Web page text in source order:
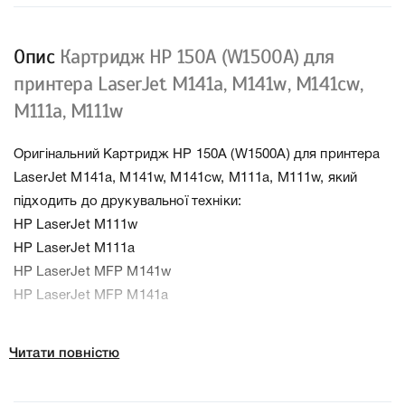
Опис Картридж HP 150A (W1500A) для
принтера LaserJet M141a, M141w, M141cw,
M111a, M111w
Оригінальний Картридж HP 150A (W1500A) для принтера
LaserJet M141a, M141w, M141cw, M111a, M111w, який
підходить до друкувальної техніки:
HP LaserJet M111w
HP LaserJet M111a
HP LaserJet MFP M141w
HP LaserJet MFP M141a
Читати повністю